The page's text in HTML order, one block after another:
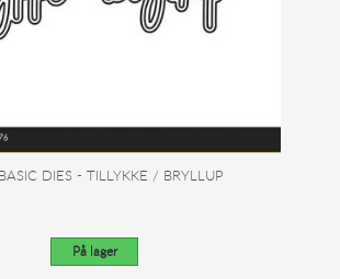
DIES - TILLYKKE / BRYLLUP
På lager